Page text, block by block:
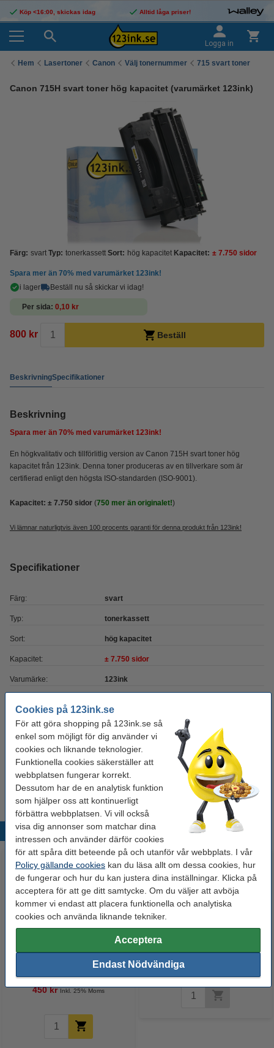
Cookies på 123ink.se
För att göra shopping på 123ink.se så
enkel som möjligt för dig använder vi
cookies och liknande teknologier.
Funktionella cookies säkerställer att
webbplatsen fungerar korrekt.
Dessutom har de en analytisk funktion
som hjälper oss att kontinuerligt
förbättra webbplatsen. Vi vill också
visa dig annonser som matchar dina
intressen och använder därför cookies
för att spåra ditt beteende på och utanför vår webbplats. I vår
Policy gällande cookies kan du läsa allt om dessa cookies, hur
de fungerar och hur du kan justera dina inställningar. Klicka på
acceptera för att ge ditt samtycke. Om du väljer att avböja
kommer vi endast att placera funktionella och analytiska
cookies och använda liknande tekniker.
Acceptera
Endast Nödvändiga
Köp <16:00, skickas idag Alltid låga priser!
Logga in
Hem Lasertoner Canon Välj tonernummer 715 svart toner
Canon 715H svart toner hög kapacitet (varumärket 123ink)
Färg: svart Typ: tonerkassett Sort: hög kapacitet Kapacitet: ± 7.750 sidor
Spara mer än 70% med varumärket 123ink!
i lager
Beställ nu så skickar vi idag!
Per sida 0,10 kr
800 kr Beställ
BeskrivningSpecifikationer
Beskrivning
Spara mer än 70% med varumärket 123ink!
En högkvalitativ och tillförlitlig version av Canon 715H svart toner hög
kapacitet från 123ink. Denna toner produceras av en tillverkare som är
certifierad enligt den högsta ISO-standarden (ISO-9001).
Kapacitet: ± 7.750 sidor (750 mer än originalet!)
Vi lämnar naturligtvis även 100 procents garanti för denna produkt från 123ink!
Specifikationer
Färg: svart
Typ: tonerkassett
Sort: hög kapacitet
Kapacitet: ± 7.750 sidor
Varumärke: 123ink
Vårt artikelnr: 071099
Nummer: 1976B002AA
Tips
Vi råder er att beställa denna produkt istället för originalprodukten!
Populära produkter
svart text - vit tejp | 19mm
450 kr Inkl. 25% Moms
svart text - vit tejp | 9mm